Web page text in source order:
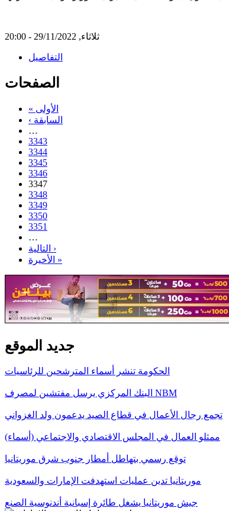
ثلاثاء, 29/11/2022 - 20:00
التفاصيل
الصفحات
« الأولى
‹ السابقة
…
3343
3344
3345
3346
3347
3348
3349
3350
3351
…
التالية ›
الأخيرة »
جديد الموقع
الحكومة تنشر أسماء المترشحين للرئاسيات
البنك المركزي يرسل مفتشين لمصرف NBM
تجمع رجال الأعمال في قطاع الصيد يدعمون ولد الغزواني
ممثلو العمال في المجلس الاقتصادي والاجتماعي (أسماء)
توقع رسمي بتهاطل أمطار جنوب شرق موريتانيا
موريتانيا تدين عمليات استهدفت الإمارات والسعودية
جيش موريتانيا يشغل طائرة إسبانية أندنوسية الصنع